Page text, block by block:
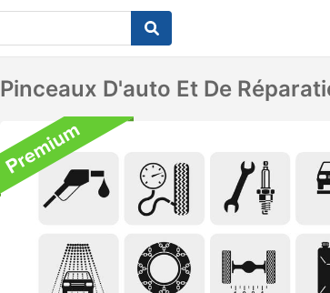
Pinceaux D'auto Et De